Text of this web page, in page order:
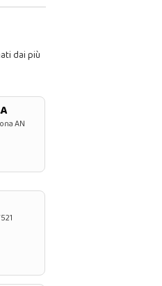
dai più
AN